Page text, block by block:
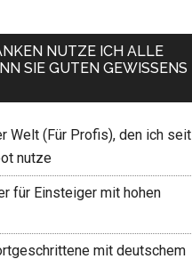
NUTZE ICH ALLE
SIE GUTEN GEWISSENS
Welt (Für Profis), den ich seit
nutze
für Einsteiger mit hohen
mit deutschem